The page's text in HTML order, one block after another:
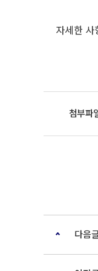
자세한
다음